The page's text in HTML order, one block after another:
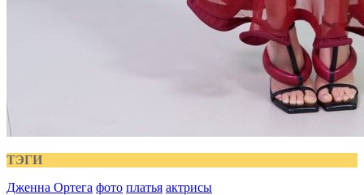
ТЭГИ
Дженна Ортега фото платья актрисы